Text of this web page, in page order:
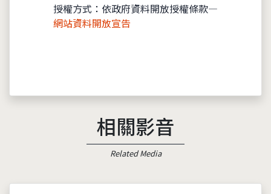
授權方式：依政府資料開放授權條款—
網站資料開放宣告
相關影音
Related Media